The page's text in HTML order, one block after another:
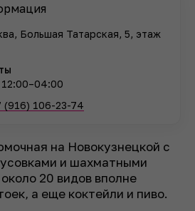
Большая Татарская, 5, этаж
(916) 106-23-74
на Новокузнецкой с
и шахматными
20 видов вполне
а еще коктейли и пиво.